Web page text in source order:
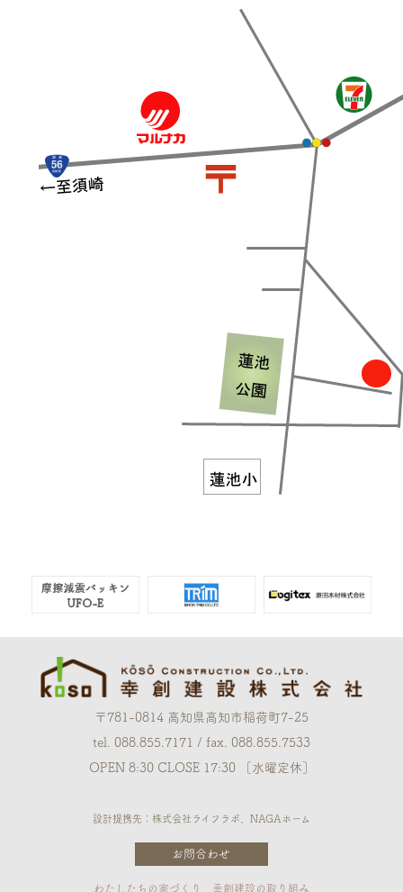
〒781-0814 高知県高知市稲荷町7-25
tel. 088.855.7171 / fax. 088.855.7533
OPEN 8:30 CLOSE 17:30 ［水曜定休］
設計提携先：株式会社ライフラボ、NAGAホーム
お問合わせ
わたしたちの家づくり 幸創建設の取り組み